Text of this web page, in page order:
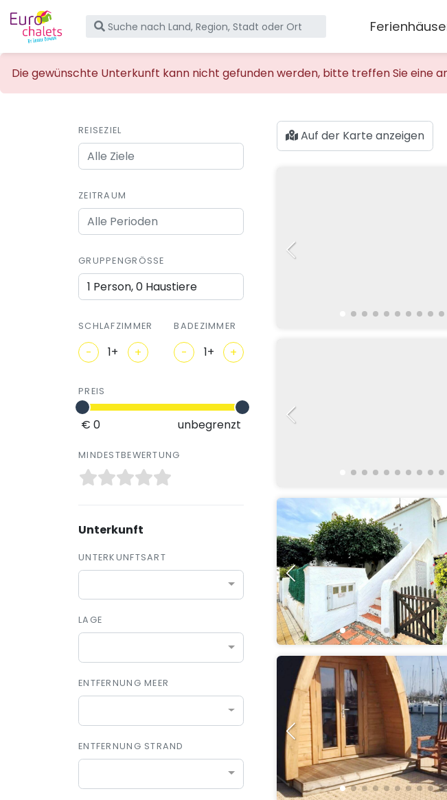
Die gewünschte Unterkunft kann nicht gefunden werden, bitte treffen Sie eine
REISEZIEL
ZEITRAUM
GRUPPENGRÖSSE
1 Person, 0 Haustiere
SCHLAFZIMMER
- +
BADEZIMMER
- +
PREIS
€ 0 unbegrenzt
MINDESTBEWERTUNG
Unterkunft
UNTERKUNFTSART
LAGE
ENTFERNUNG MEER
ENTFERNUNG STRAND
Auf der Karte anzeigen